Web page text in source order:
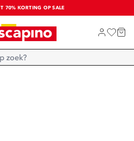
70% KORTING OP SALE
SALE: LAATSTE KANS!
SHOP NIEUW